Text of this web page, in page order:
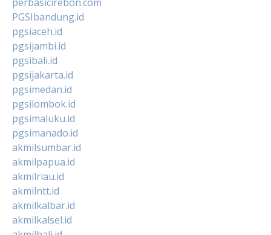
PGSIbandung.id
pgsiaceh.id
pgsijambi.id
pgsibali.id
pgsijakarta.id
pgsimedan.id
pgsilombok.id
pgsimaluku.id
pgsimanado.id
akmilsumbar.id
akmilpapua.id
akmilriau.id
akmilntt.id
akmilkalbar.id
akmilkalsel.id